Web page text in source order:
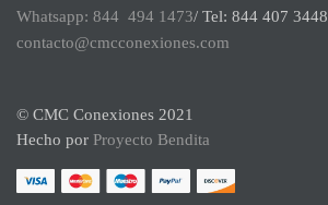
Whatsapp: 844 494 1473/ Tel: 844 407 3448
contacto@cmcconexiones.com
© CMC Conexiones 2021
Hecho por Proyecto Bendita